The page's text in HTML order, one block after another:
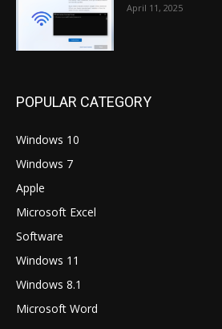
April 11, 2025
POPULAR CATEGORY
Windows 10
Windows 7
Apple
Microsoft Excel
Software
Windows 11
Windows 8.1
Microsoft Word